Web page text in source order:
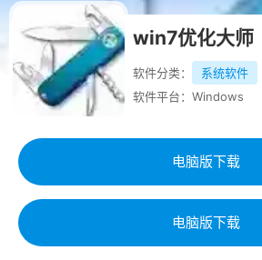
win7优化大师
软件分类：
系统软件
软件平台：Windows
电脑版下载
电脑版下载